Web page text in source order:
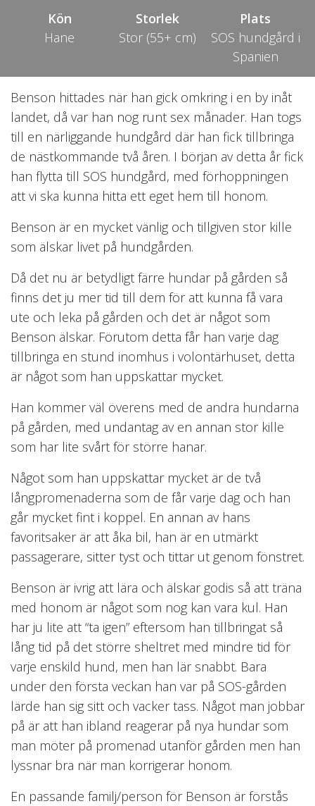
Kön
Hane
Storlek
Stor (55+ cm)
Plats
SOS hundgård i
Spanien
Benson hittades när han gick omkring i en by inåt
landet, då var han nog runt sex månader. Han togs
till en närliggande hundgård där han fick tillbringa
de nästkommande två åren. I början av detta år fick
han flytta till SOS hundgård, med förhoppningen
att vi ska kunna hitta ett eget hem till honom.
Benson är en mycket vänlig och tillgiven stor kille
som älskar livet på hundgården.
Då det nu är betydligt färre hundar på gården så
finns det ju mer tid till dem för att kunna få vara
ute och leka på gården och det är något som
Benson älskar. Förutom detta får han varje dag
tillbringa en stund inomhus i volontärhuset, detta
är något som han uppskattar mycket.
Han kommer väl överens med de andra hundarna
på gården, med undantag av en annan stor kille
som har lite svårt för större hanar.
Något som han uppskattar mycket är de två
långpromenaderna som de får varje dag och han
går mycket fint i koppel. En annan av hans
favoritsaker är att åka bil, han är en utmärkt
passagerare, sitter tyst och tittar ut genom fönstret.
Benson är ivrig att lära och älskar godis så att träna
med honom är något som nog kan vara kul. Han
har ju lite att “ta igen” eftersom han tillbringat så
lång tid på det större sheltret med mindre tid för
varje enskild hund, men han lär snabbt. Bara
under den första veckan han var på SOS-gården
lärde han sig sitt och vacker tass. Något man jobbar
på är att han ibland reagerar på nya hundar som
man möter på promenad utanför gården men han
lyssnar bra när man korrigerar honom.
En passande familj/person för Benson är förstås